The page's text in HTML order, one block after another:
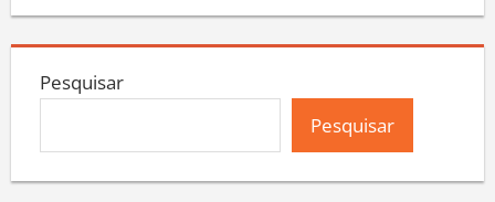
Pesquisar
Pesquisar